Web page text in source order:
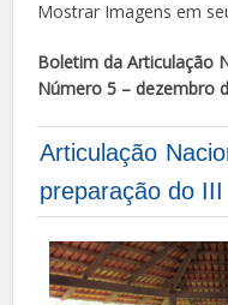
Boletim da Articulação
Número 5 – dezembro
Articulação
preparação do III